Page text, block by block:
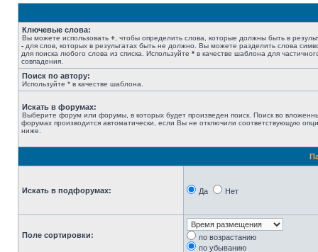
Ключевые слова:
Вы можете использовать + , чтобы определить слова, которые должны быть в
- для слов, которых в результатах быть не должно. Вы можете разделить слова
для поиска любого слова из списка. Используйте * в качестве шаблона для
совпадения.
Поиск по автору:
Используйте * в качестве шаблона.
Искать в форумах:
Выберите форум или форумы, в которых будет произведен поиск. Поиск во
форумах производится автоматически, если Вы не отключили соответствующую
ниже.
Искать в подфорумах: Да Нет
Поле сортировки:
по возрастанию
по убыванию